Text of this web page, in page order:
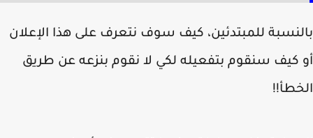
للمبتدئين، كيف سوف نتعرف على هذا الإعلان
كيف سنقوم بتفعيله لكي لا نقوم بنزعه عن طريق